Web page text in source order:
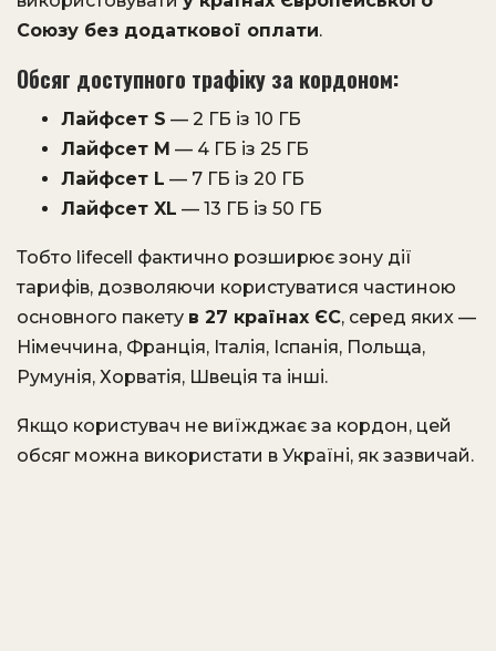
Союзу без додаткової оплати.
Обсяг доступного трафіку за кордоном:
Лайфсет S — 2 ГБ із 10 ГБ
Лайфсет M — 4 ГБ із 25 ГБ
Лайфсет L — 7 ГБ із 20 ГБ
Лайфсет XL — 13 ГБ із 50 ГБ
Тобто lifecell фактично розширює зону дії
тарифів, дозволяючи користуватися частиною
основного пакету в 27 країнах ЄС, серед яких —
Німеччина, Франція, Італія, Іспанія, Польща,
Румунія, Хорватія, Швеція та інші.
Якщо користувач не виїжджає за кордон, цей
обсяг можна використати в Україні, як зазвичай.